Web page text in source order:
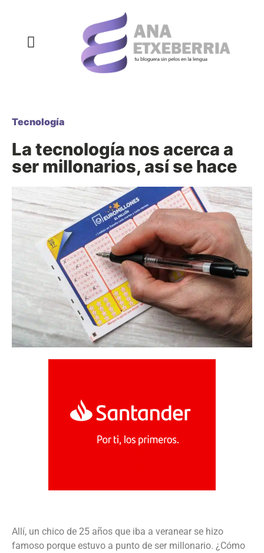
Tecnología
La tecnología nos acerca a
ser millonarios, así se hace
Allí, un chico de 25 años que iba a veranear se hizo
famoso porque estuvo a punto de ser millonario. ¿Cómo